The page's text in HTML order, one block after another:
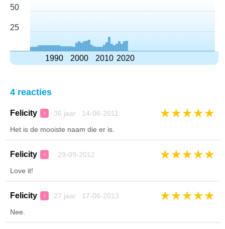
50
25
1990 2000 2010 2020
4 reacties
Felicity ♀ 36 jaar 14-06-2011 ★★★★★
Het is de mooiste naam die er is.
Felicity ♀ 29-09-2012 ★★★★★
Love it!
Felicity ♀ 27 jaar 17-06-2013 ★★★★★
Nee.